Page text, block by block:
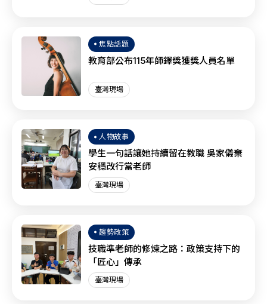
焦點話題
教育部公布115年師鐸獎獲獎人員名單
臺灣現場
人物故事
學生一句話讓她持續留在教職 吳家儀棄
安穩改行當老師
臺灣現場
趨勢政策
技職準老師的修煉之路：政策支持下的
「匠心」傳承
臺灣現場